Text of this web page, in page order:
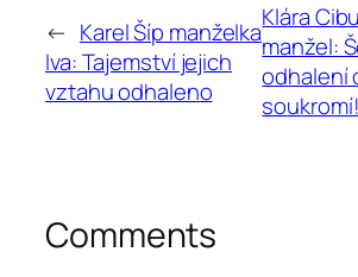
← Karel Šíp manželka
Iva: Tajemství jejich
vztahu odhaleno
Klára
manžel:
odhalení
soukromí!
Comments